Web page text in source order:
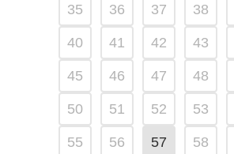
35 36 37 38
40 41 42 43
45 46 47 48
50 51 52 53
55 56 57 58